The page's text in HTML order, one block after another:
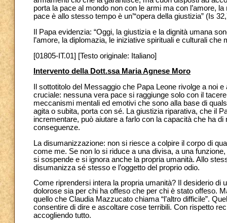
porta la pace al mondo non con le armi ma con l’amore,
pace è allo stesso tempo è un’“opera della giustizia” (Is
Il Papa evidenzia: “Oggi, la giustizia e la dignità umana
l’amore, la diplomazia, le iniziative spirituali e culturali
[01805-IT.01] [Testo originale: Italiano]
Intervento della Dott.ssa Maria Agnese Moro
Il sottotitolo del Messaggio che Papa Leone rivolge a noi
cruciale: nessuna vera pace si raggiunge solo con il
meccanismi mentali ed emotivi che sono alla base di
agita o subita, porta con sé. La giustizia riparativa, che il
incrementare, può aiutare a farlo con la capacità che ha
conseguenze.
La disumanizzazione: non si riesce a colpire il corpo di
come me. Se non lo si riduce a una divisa, a una
si sospende e si ignora anche la propria umanità. Allo
disumanizza sé stesso e l’oggetto del proprio odio.
Come riprendersi intera la propria umanità? Il desiderio
dolorose sia per chi ha offeso che per chi è stato offeso.
quello che Claudia Mazzucato chiama “l’altro difficile”.
consentire di dire e ascoltare cose terribili. Con rispetto
accogliendo tutto.